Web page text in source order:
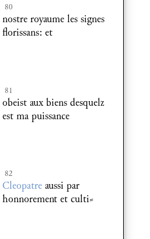
80
nostre royaume les signes
florissans: et
81
obeist aux biens desquelz
est ma puissance
82
Cleopatreaussi par
honnorement et culti⸗